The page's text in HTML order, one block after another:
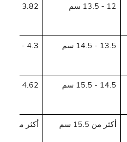
12 - 13.5 سم 3.82 - 4.3 سم
13.5 - 14.5 سم 4.3 - 4.62 سم
14.5 - 15.5 سم 4.62 - 4.93 سم
أكثر من 15.5 سم أكثر من 4.93 سم